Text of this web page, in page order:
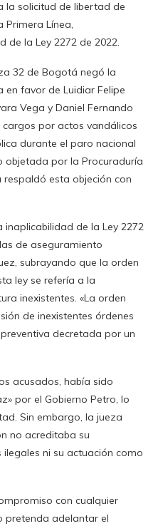
la solicitud de libertad de
Primera Línea,
de la Ley 2272 de 2022.
32 de Bogotá negó la
favor de Luidiar Felipe
Vega y Daniel Fernando
por actos vandálicos
durante el paro nacional
objetada por la Procuraduría
respaldó esta objeción con
de la Ley 2272
de aseguramiento
subrayando que la orden
ley se refería a la
inexistentes. «La orden
de inexistentes órdenes
decretada por un
acusados, había sido
por el Gobierno Petro, lo
Sin embargo, la jueza
no acreditaba su
ni su actuación como
con cualquier
pretenda adelantar el